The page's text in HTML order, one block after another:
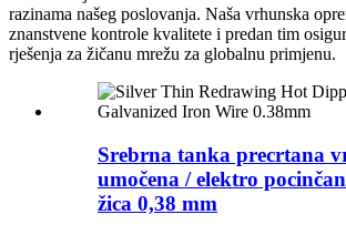
razinama našeg poslovanja. Naša vrhunska
znanstvene kontrole kvalitete i predan tim
rješenja za žičanu mrežu za globalnu primjenu.
Srebrna tanka precrtana
umočena / elektro
žica 0,38 mm